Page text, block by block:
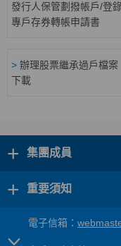
發行人保管劃撥帳戶/登
專戶存券轉帳申請書
> 辦理股票繼承過戶檔案
下載
+ 集團成員
+ 重要須知
電子信箱：